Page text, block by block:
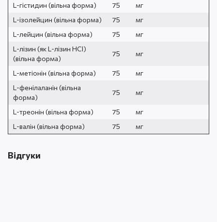
L-гістидин (вільна форма) 75
мг
L-ізолейцин (вільна форма)
75
мг
L-лейцин (вільна форма)
75
мг
L-лізин (як L-лізин HCl)
(вільна форма)
75 мг
L-метіонін (вільна форма) 75
мг
L-фенілаланін (вільна
форма)
75 мг
L-треонін (вільна форма) 75
мг
L-валін (вільна форма)
75 мг
Відгуки